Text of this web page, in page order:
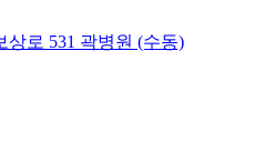
상로 531 곽병원 (수동)